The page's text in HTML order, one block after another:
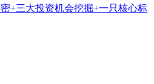
+三大投资机会挖掘+一只核心标